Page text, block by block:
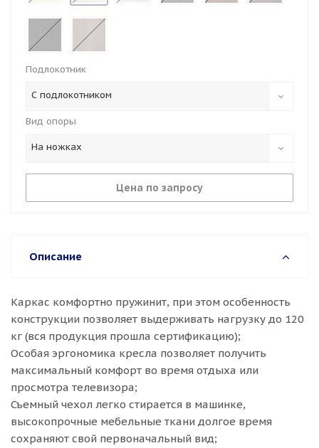
Подлокотник
С подлокотником
Вид опоры
На ножках
Цена по запросу
Описание
Каркас комфортно пружинит, при этом особенность
конструкции позволяет выдерживать нагрузку до 120
кг (вся продукция прошла сертификацию);
Особая эргономика кресла позволяет получить
максимальный комфорт во время отдыха или
просмотра телевизора;
Съемный чехол легко стирается в машинке,
высокопрочные мебельные ткани долгое время
сохраняют свой первоначальный вид;